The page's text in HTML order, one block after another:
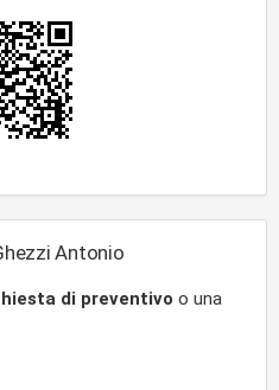
Antonio
di preventivo o una